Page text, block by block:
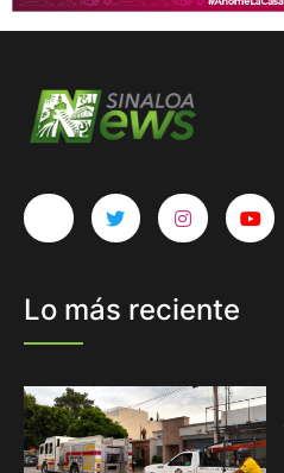
Lo más reciente